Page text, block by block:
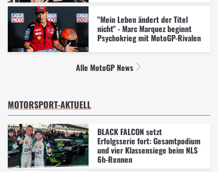
"Mein Leben ändert der Titel
nicht" - Marc Marquez beginnt
Psychokrieg mit MotoGP-Rivalen
Alle MotoGP News
MOTORSPORT-AKTUELL
BLACK FALCON setzt
Erfolgsserie fort: Gesamtpodium
und vier Klassensiege beim NLS
6h-Rennen